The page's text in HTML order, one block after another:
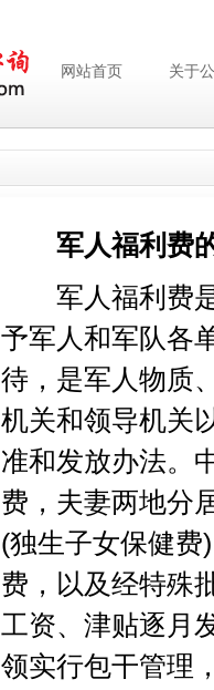
网站首页 关于
军人福利费
军人福利费是
予军人和军队各
待，是军人物质
机关和领导机关
准和发放办法。
费，夫妻两地分
(独生子女保健
费，以及经特殊
工资、津贴逐月
领实行包干管理